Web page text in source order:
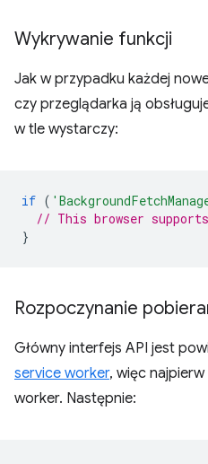
Wykrywanie funkcji
Jak w przypadku każdej
czy przeglądarka ją
w tle wystarczy:
if (
// This browser
}
Rozpoczynanie
Główny interfejs API jest
service worker, więc
worker. Następnie: